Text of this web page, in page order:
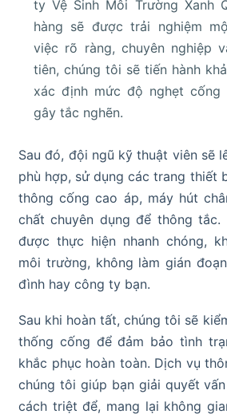
ty Vệ Sinh Môi Trường Xanh
hàng sẽ được trải nghiệm
việc rõ ràng, chuyên nghiệp
tiên, chúng tôi sẽ tiến hành
xác định mức độ nghẹt cống
gây tắc nghẽn.
Sau đó, đội ngũ kỹ thuật viên sẽ
phù hợp, sử dụng các trang thiết
thông cống cao áp, máy hút
chất chuyên dụng để thông
được thực hiện nhanh chóng,
môi trường, không làm gián
đình hay công ty bạn.
Sau khi hoàn tất, chúng tôi sẽ
thống cống để đảm bảo tình
khắc phục hoàn toàn. Dịch vụ
chúng tôi giúp bạn giải quyết
cách triệt để, mang lại không